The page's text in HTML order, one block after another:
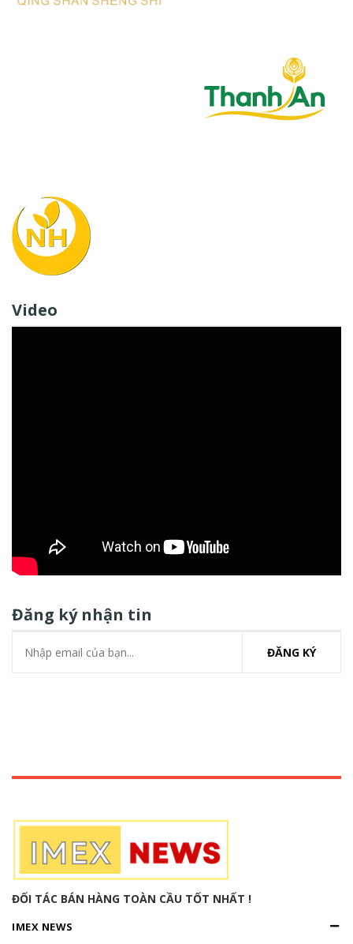
Video
Đăng ký nhận tin
ĐĂNG KÝ
ĐỐI TÁC BÁN HÀNG TOÀN CẦU TỐT NHẤT !
IMEX NEWS